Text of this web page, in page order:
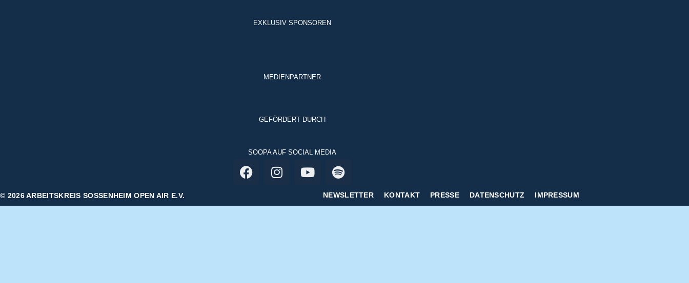
EXKLUSIV SPONSOREN
MEDIENPARTNER
GEFÖRDERT DURCH
SOOPA AUF SOCIAL MEDIA
© 2026 ARBEITSKREIS SOSSENHEIM OPEN AIR E.V. NEWSLETTER KONTAKT PRESSE DATENSCHUTZ IMPRESSUM